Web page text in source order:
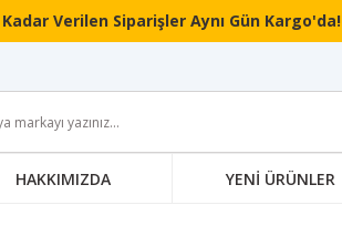
Kadar Verilen Siparişler Aynı Gün Kargo'da!
HAKKIMIZDA YENİ ÜRÜNLER